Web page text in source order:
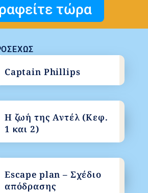
τώρα
Captain Phillips
Η ζωή της Αντέλ (Κεφ.
1 και 2)
Escape plan – Σχέδιο
απόδρασης